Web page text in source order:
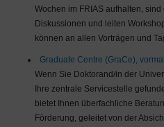
Wochen im FRIAS aufhalten,
Diskussionen und leiten
können an allen Vorträgen und
Graduate Centre (GraCe),
Wenn Sie Doktorand/in der
Ihre zentrale Servicestelle
bietet Ihnen überfachliche
Förderung, geleitet von der